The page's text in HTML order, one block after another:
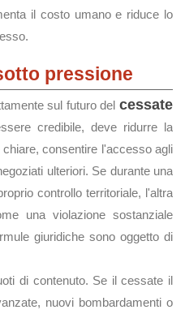
il costo umano e riduce lo
pressione
sul futuro del cessate
credibile, deve ridurre la
consentire l'accesso agli
ulteriori. Se durante una
controllo territoriale, l'altra
una violazione sostanziale
giuridiche sono oggetto di
di contenuto. Se il cessate il
nuovi bombardamenti o